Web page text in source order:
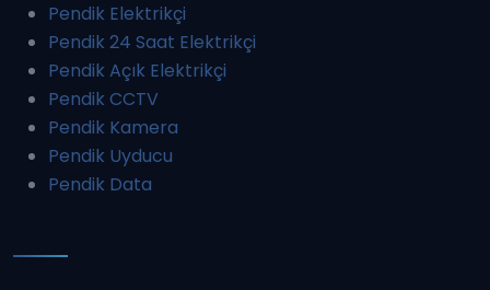
Pendik Elektrikçi
Pendik 24 Saat Elektrikçi
Pendik Açık Elektrikçi
Pendik CCTV
Pendik Kamera
Pendik Uyducu
Pendik Data